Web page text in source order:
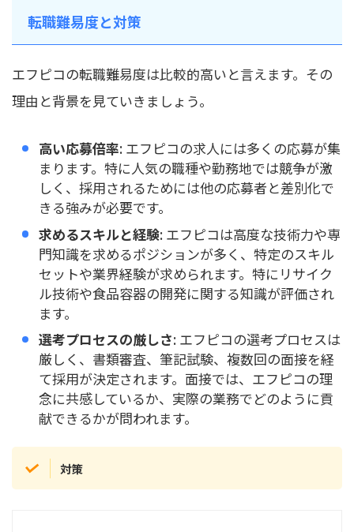
転職難易度と対策
エフピコの転職難易度は比較的高いと言えます。その
理由と背景を見ていきましょう。
高い応募倍率: エフピコの求人には多くの応募が集
まります。特に人気の職種や勤務地では競争が激
しく、採用されるためには他の応募者と差別化で
きる強みが必要です。
求めるスキルと経験: エフピコは高度な技術力や専
門知識を求めるポジションが多く、特定のスキル
セットや業界経験が求められます。特にリサイク
ル技術や食品容器の開発に関する知識が評価され
ます。
選考プロセスの厳しさ: エフピコの選考プロセスは
厳しく、書類審査、筆記試験、複数回の面接を経
て採用が決定されます。面接では、エフピコの理
念に共感しているか、実際の業務でどのように貢
献できるかが問われます。
対策